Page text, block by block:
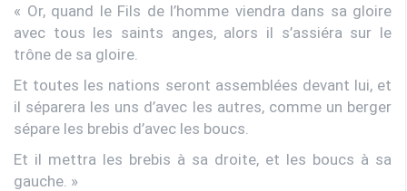
« Or, quand le Fils de l’homme viendra dans sa gloire
avec tous les saints anges, alors il s’assiéra sur le
trône de sa gloire.
Et toutes les nations seront assemblées devant lui, et
il séparera les uns d’avec les autres, comme un berger
sépare les brebis d’avec les boucs.
Et il mettra les brebis à sa droite, et les boucs à sa
gauche. »